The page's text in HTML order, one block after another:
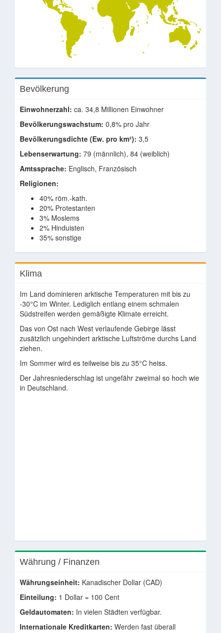
Bevölkerung
Einwohnerzahl: ca. 34,8 Millionen Einwohner
Bevölkerungswachstum: 0,8% pro Jahr
Bevölkerungsdichte (Ew. pro km²): 3,5
Lebenserwartung: 79 (männlich), 84 (weiblich)
Amtssprache: Englisch, Französisch
Religionen:
40% röm.-kath.
20% Protestanten
3% Moslems
2% Hinduisten
35% sonstige
Klima
Im Land dominieren arktische Temperaturen mit bis zu
-30°C im Winter. Lediglich entlang einem schmalen
Südstreifen werden gemäßigte Klimate erreicht.
Das von Ost nach West verlaufende Gebirge lässt
zusätzlich ungehindert arktische Luftströme durchs Land
ziehen.
Im Sommer wird es teilweise bis zu 35°C heiss.
Der Jahresniederschlag ist ungefähr zweimal so hoch wie
in Deutschland.
Währung / Finanzen
Währungseinheit: Kanadischer Dollar (CAD)
Einteilung: 1 Dollar = 100 Cent
Geldautomaten: In vielen Städten verfügbar.
Internationale Kreditkarten: Werden fast überall